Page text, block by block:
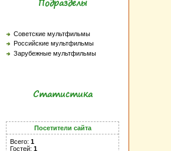
Подразделы
Советские мультфильмы
Российские мультфильмы
Зарубежные мультфильмы
Статистика
Посетители сайта
Всего: 1
Гостей: 1